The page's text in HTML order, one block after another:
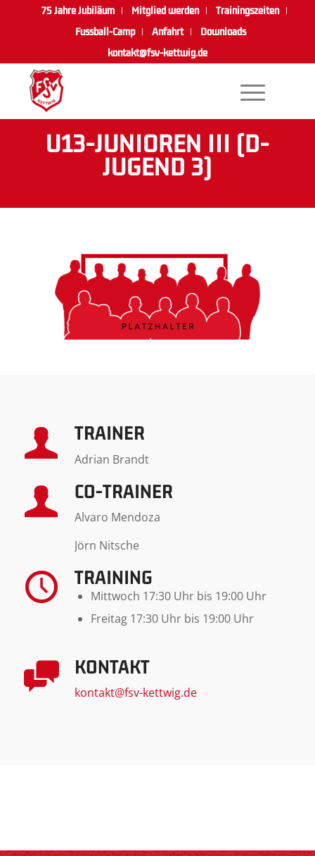
75 Jahre Jubiläum Mitglied werden
Trainingszeiten
Fussball-Camp
Anfahrt
Downloads
kontakt@fsv-kettwig.de
U13-JUNIOREN III (D-
JUGEND 3)
TRAINER
Adrian Brandt
CO-TRAINER
Alvaro Mendoza
Jörn Nitsche
TRAINING
Mittwoch 17:30 Uhr bis 19:00 Uhr
Freitag 17:30 Uhr bis 19:00 Uhr
KONTAKT
kontakt@fsv-kettwig.de